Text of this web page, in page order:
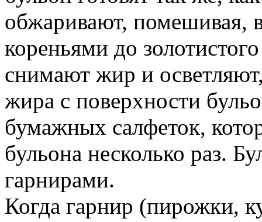
обжаривают, помешивая,
кореньями до
снимают жир и
жира с поверхности
бумажных салфеток,
бульона несколько раз.
гарнирами.
Когда гарнир (пирожки,